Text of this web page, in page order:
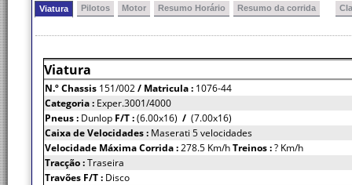
Viatura Pilotos Motor Resumo Horário Resumo da corrida
Viatura
N.º Chassis 151/002/ Matricula : 1076-44
Categoria : Exper.3001/4000
Pneus : Dunlop F/T :(6.00x16) / (7.00x16)
Caixa de Velocidades : Maserati 5 velocidades
Velocidade Máxima Corrida :278.5 Km/hTreinos :? Km/h
Tracção :Traseira
Travões F/T : Disco